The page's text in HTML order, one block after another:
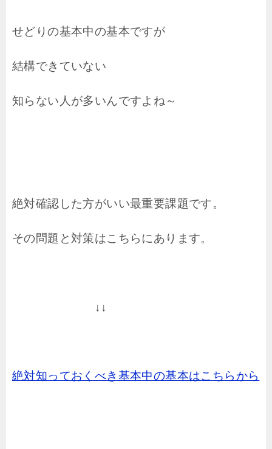
せどりの基本中の基本ですが
結構できていない
知らない人が多いんですよね～
絶対確認した方がいい最重要課題です。
その問題と対策はこちらにあります。
↓↓
絶対知っておくべき基本中の基本はこちらから